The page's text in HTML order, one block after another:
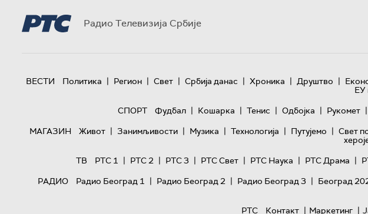
Радио Телевизија Србије
ВЕСТИ Политика | Регион | Свет | Србија данас | Хроника | Друштво |
ЕУ
СПОРТ
Фудбал | Кошарка | Тенис | Одбојка | Рукомет |
МАГАЗИН
Живот | Занимљивости | Музика | Технологијa | Путујемо | Свет
ТВ
РТС 1 | РТС 2 | РТС 3 | РТС Свет | РТС Наука | РТС Драма |
РАДИО
Радио Београд 1 | Радио Београд 2 | Радио Београд 3 | Београд
РТС
Контакт | Маркетинг |